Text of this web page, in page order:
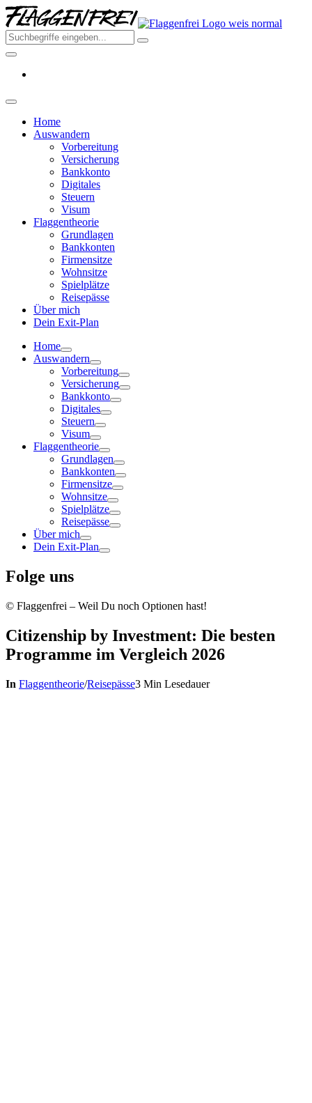
Skip
to
the
content
Home
Auswandern
Vorbereitung
Versicherung
Bankkonto
Digitales
Steuern
Visum
Flaggentheorie
Grundlagen
Bankkonten
Firmensitze
Wohnsitze
Spielplätze
Reisepässe
Über mich
Dein Exit-Plan
Home
Auswandern
Vorbereitung
Versicherung
Bankkonto
Digitales
Steuern
Visum
Flaggentheorie
Grundlagen
Bankkonten
Firmensitze
Wohnsitze
Spielplätze
Reisepässe
Über mich
Dein Exit-Plan
Folge uns
© Flaggenfrei – Weil Du noch Optionen hast!
Citizenship by Investment: Die besten
Programme im Vergleich 2026
In Flaggentheorie/Reisepässe3 Min Lesedauer